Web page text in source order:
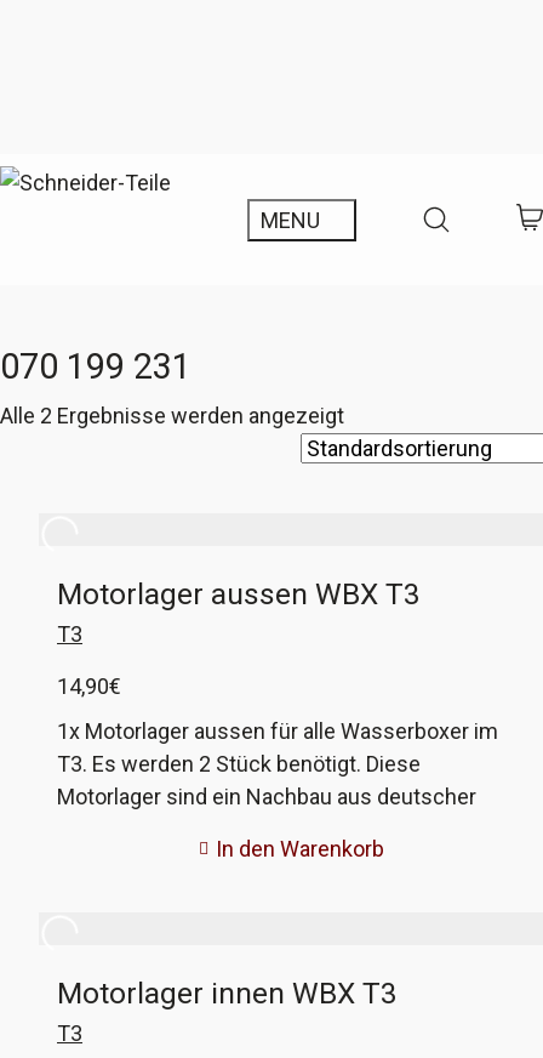
070 199 231
Alle 2 Ergebnisse werden angezeigt
Motorlager aussen WBX T3
T3
14,90€
1x Motorlager aussen für alle Wasserboxer im
T3. Es werden 2 Stück benötigt. Diese
Motorlager sind ein Nachbau aus deutscher
man vielleicht ein paar Abstriche machen, aber
In den Warenkorb
Motorlager innen WBX T3
T3